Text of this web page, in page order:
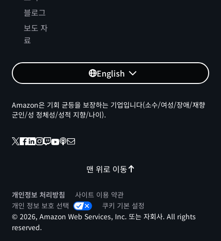
블로그
보도 자
료
English
맨 위로 이동
Amazon은 기회 균등을 보장하는 기업입니다(소수/여성/장애/재향
군인/성 정체성/성적 지향/나이).
개인정보 처리방침
사이트 이용 약관
개인 정보 보호 선택
쿠키 기본 설정
© 2026, Amazon Web Services, Inc. 또는 자회사. All rights
reserved.